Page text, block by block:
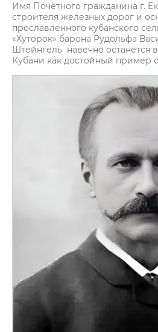
Имя Почётного гражданина г.
строителя железных дорог и
прославленного кубанского
«Хуторок» барона Рудольфа
Штейнгель навечно останется
Кубани как достойный пример